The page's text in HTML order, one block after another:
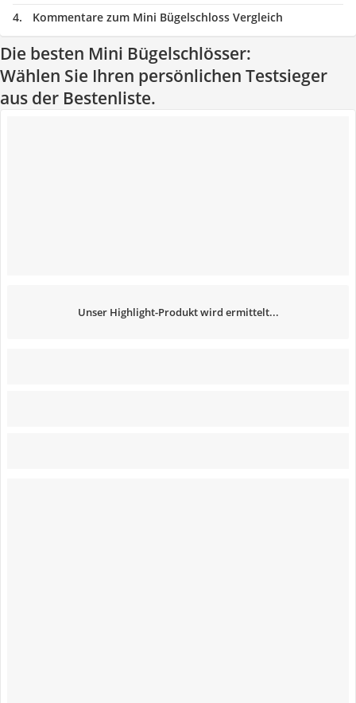
Kommentare zum Mini Bügelschloss Vergleich
Die besten Mini Bügelschlösser:
Wählen Sie Ihren persönlichen Testsieger
aus der Bestenliste.
Unser Highlight-Produkt wird ermittelt...